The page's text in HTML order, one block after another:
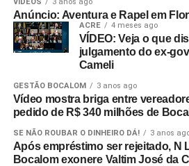
Anúncio: Aventura e Rapel em
ACRE 4 meses ago
VÍDEO: Veja o que
julgamento do ex-
Cameli
GESTÃO BOCALOM 3 anos ago
Vídeo mostra briga entre
pedido de R$ 340 milhões de
SE NÃO ROUBAR O DINHEIRO DÁ! 3 anos
Após empréstimo ser rejeitado, N
Bocalom exonere Valtim José da